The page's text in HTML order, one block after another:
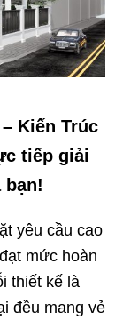
Kiến Trúc
tiếp giải
bạn!
yêu cầu cao
mức hoàn
thiết kế là
đều mang vẻ